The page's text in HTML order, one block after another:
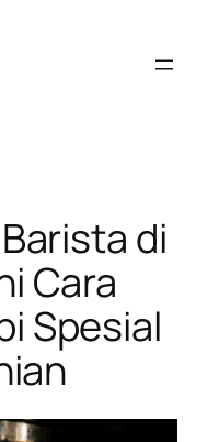
di
Cara
Spesial